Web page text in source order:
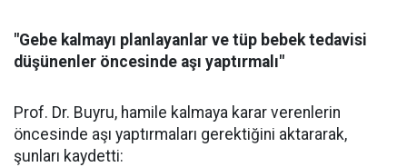
"Gebe kalmayı planlayanlar ve tüp bebek tedavisi
düşünenler öncesinde aşı yaptırmalı"
Prof. Dr. Buyru, hamile kalmaya karar verenlerin
öncesinde aşı yaptırmaları gerektiğini aktararak,
şunları kaydetti: